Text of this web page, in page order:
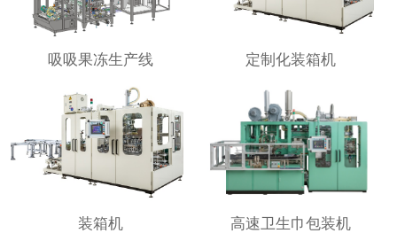
吸吸果冻生产线 定制化装箱机
装箱机 高速卫生巾包装机